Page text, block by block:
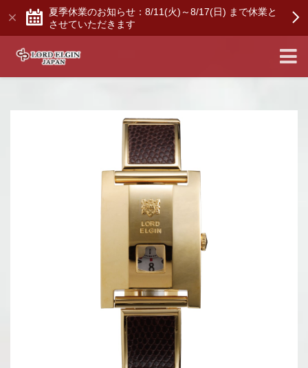
夏季休業のお知らせ：8/11(火)～8/17(日) まで休業と
させていただきます